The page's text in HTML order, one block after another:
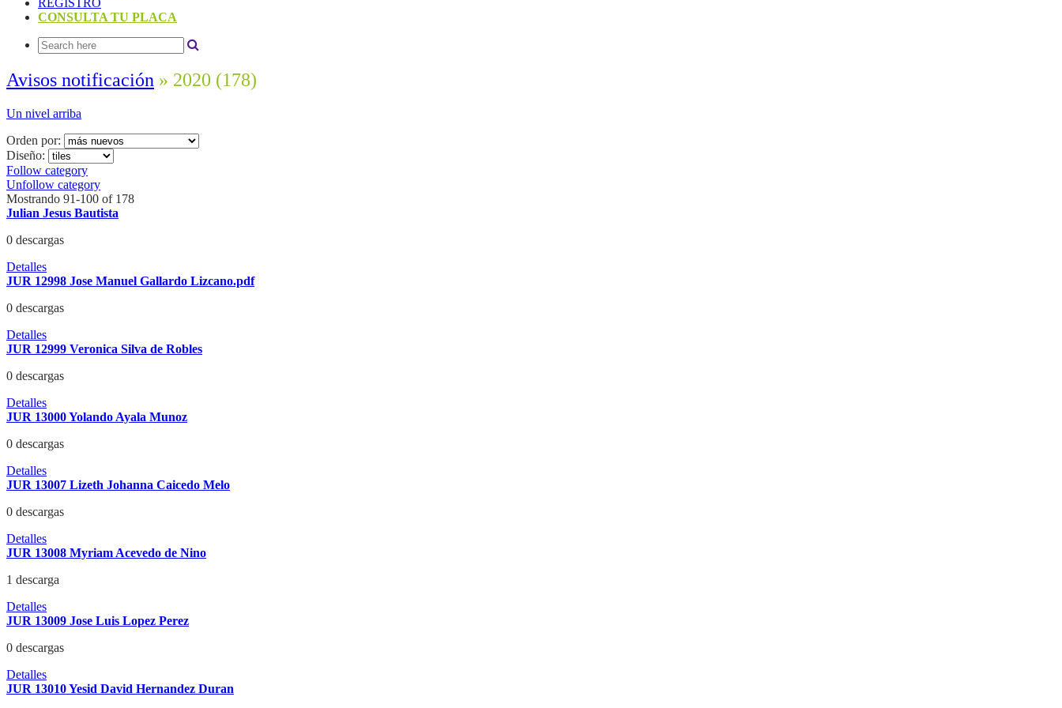
REGISTRO
CONSULTA TU PLACA
Avisos notificación » 2020 (178)
Un nivel arriba
Orden por:
Diseño:
Follow category
Unfollow category
Mostrando 91-100 of 178
Julian Jesus Bautista
0 descargas
Detalles
JUR 12998 Jose Manuel Gallardo Lizcano.pdf
0 descargas
Detalles
JUR 12999 Veronica Silva de Robles
0 descargas
Detalles
JUR 13000 Yolando Ayala Munoz
0 descargas
Detalles
JUR 13007 Lizeth Johanna Caicedo Melo
0 descargas
Detalles
JUR 13008 Myriam Acevedo de Nino
1 descarga
Detalles
JUR 13009 Jose Luis Lopez Perez
0 descargas
Detalles
JUR 13010 Yesid David Hernandez Duran